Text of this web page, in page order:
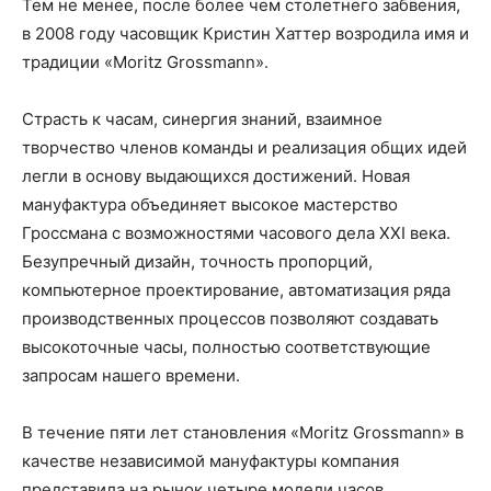
Тем не менее, после более чем столетнего забвения,
в 2008 году часовщик Кристин Хаттер возродила имя и
традиции «Moritz Grossmann».
Страсть к часам, синергия знаний, взаимное
творчество членов команды и реализация общих идей
легли в основу выдающихся достижений. Новая
мануфактура объединяет высокое мастерство
Гроссмана с возможностями часового дела XXI века.
Безупречный дизайн, точность пропорций,
компьютерное проектирование, автоматизация ряда
производственных процессов позволяют создавать
высокоточные часы, полностью соответствующие
запросам нашего времени.
В течение пяти лет становления «Moritz Grossmann» в
качестве независимой мануфактуры компания